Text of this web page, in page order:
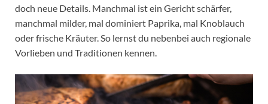
doch neue Details. Manchmal ist ein Gericht schärfer,
manchmal milder, mal dominiert Paprika, mal Knoblauch
oder frische Kräuter. So lernst du nebenbei auch regionale
Vorlieben und Traditionen kennen.